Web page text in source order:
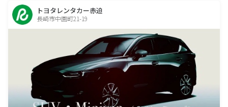
トヨタレンタカー赤迫
長崎市中園町21-19